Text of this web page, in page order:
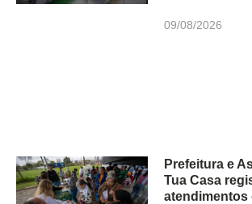
09/08/2026
Prefeitura e
Tua Casa
atendimentos